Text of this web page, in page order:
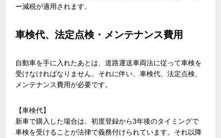
ー減税が適用されます。
車検代、法定点検・メンテナンス費用
自動車を手に入れたあとは、道路運送車両法に従って車検を
受けなければなりません。それに伴い、車検代、法定点検、
メンテナンス費用が必要です。
【車検代】
新車で購入した場合は、初度登録から3年後のタイミングで
車検を受けることが法律で義務付けられています。それ以降